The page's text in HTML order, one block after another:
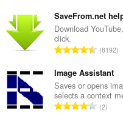
t
a
n
m
b
e
SaveFrom.net
Download
click.
T
t
a
l
n
8192
Image Assistant
Saves or opens
selects a context
T2